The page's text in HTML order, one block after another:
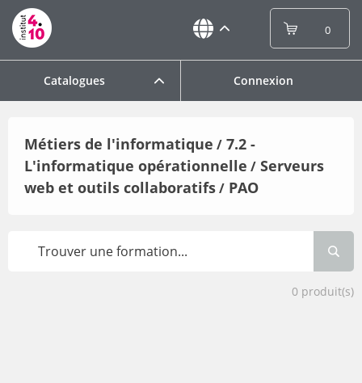
Catalogues Connexion
0
Métiers de l'informatique / 7.2 -
L'informatique opérationnelle / Serveurs
web et outils collaboratifs/ PAO
0 produit(s)